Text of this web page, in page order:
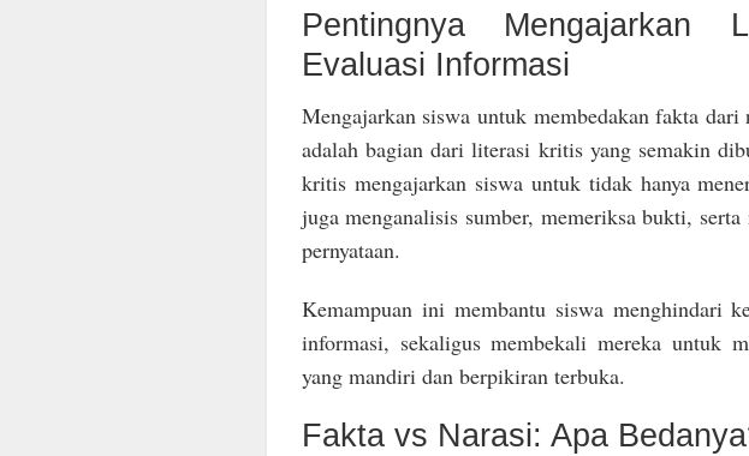
Pentingnya Mengajarkan
Evaluasi Informasi
Mengajarkan siswa untuk membedakan fakta
adalah bagian dari literasi kritis yang semakin
kritis mengajarkan siswa untuk tidak hanya
juga menganalisis sumber, memeriksa bukti,
pernyataan.
Kemampuan ini membantu siswa menghindari
informasi, sekaligus membekali mereka untuk
yang mandiri dan berpikiran terbuka.
Fakta vs Narasi: Apa